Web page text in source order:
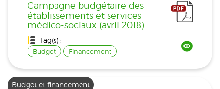
Campagne budgétaire des
établissements et services
médico-sociaux (avril 2018)
Tag(s) :
Budget Financement
Budget et financement